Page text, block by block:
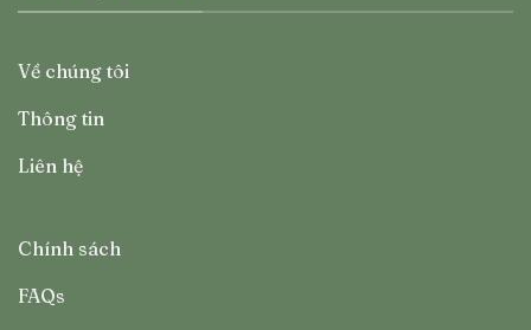
Về chúng tôi
Thông tin
Liên hệ
Chính sách
FAQs